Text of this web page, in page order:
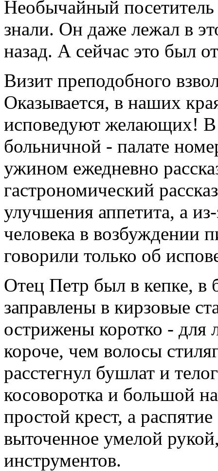
Необычайный
знали. Он даже лежал в
назад. А сейчас это был
Визит преподобного
Оказывается, в наших
исповедуют желающих! В
больничной - палате
ужином ежедневно
гастрономический
улучшения аппетита, а
человека в возбуждении
говорили только об
Отец Петр был в кепке, в
заправлены в кирзовые
острижены коротко - для
короче, чем волосы
расстегнул бушлат и
косоворотка и большой
простой крест, а
выточенное умелой
инструментов.